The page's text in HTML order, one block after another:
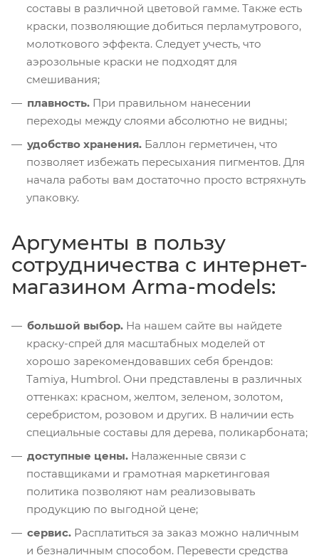
составы в различной цветовой гамме. Также есть
краски, позволяющие добиться перламутрового,
молоткового эффекта. Следует учесть, что
аэрозольные краски не подходят для
смешивания;
плавность. При правильном нанесении
переходы между слоями абсолютно не видны;
удобство хранения. Баллон герметичен, что
позволяет избежать пересыхания пигментов. Для
начала работы вам достаточно просто встряхнуть
упаковку.
Аргументы в пользу
сотрудничества с интернет-
магазином Arma-models:
большой выбор. На нашем сайте вы найдете
краску-спрей для масштабных моделей от
хорошо зарекомендовавших себя брендов:
Tamiya, Humbrol. Они представлены в различных
оттенках: красном, желтом, зеленом, золотом,
серебристом, розовом и других. В наличии есть
специальные составы для дерева, поликарбоната;
доступные цены. Налаженные связи с
поставщиками и грамотная маркетинговая
политика позволяют нам реализовывать
продукцию по выгодной цене;
сервис. Расплатиться за заказ можно наличным
и безналичным способом. Перевести средства